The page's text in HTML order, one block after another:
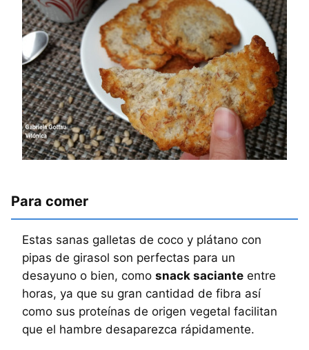
Para comer
Estas sanas galletas de coco y plátano con
pipas de girasol son perfectas para un
desayuno o bien, como snack saciante entre
horas, ya que su gran cantidad de fibra así
como sus proteínas de origen vegetal facilitan
que el hambre desaparezca rápidamente.